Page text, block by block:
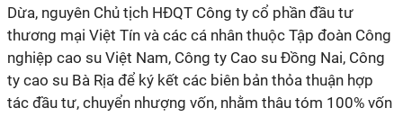
Dừa, nguyên Chủ tịch HĐQT Công ty cổ phần đầu tư
thương mại Việt Tín và các cá nhân thuộc Tập đoàn Công
nghiệp cao su Việt Nam, Công ty Cao su Đồng Nai, Công
ty cao su Bà Rịa để ký kết các biên bản thỏa thuận hợp
tác đầu tư, chuyển nhượng vốn, nhằm thâu tóm 100% vốn